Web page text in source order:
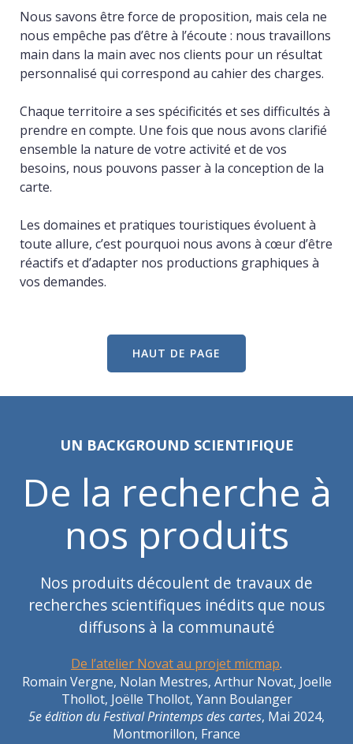
Nous savons être force de proposition, mais cela ne
nous empêche pas d’être à l’écoute : nous travaillons
main dans la main avec nos clients pour un résultat
personnalisé qui correspond au cahier des charges.
Chaque territoire a ses spécificités et ses difficultés à
prendre en compte. Une fois que nous avons clarifié
ensemble la nature de votre activité et de vos
besoins, nous pouvons passer à la conception de la
carte.
Les domaines et pratiques touristiques évoluent à
toute allure, c’est pourquoi nous avons à cœur d’être
réactifs et d’adapter nos productions graphiques à
vos demandes.
HAUT DE PAGE
UN BACKGROUND SCIENTIFIQUE
De la recherche à
nos produits
Nos produits découlent de travaux de
recherches scientifiques inédits que nous
diffusons à la communauté
De l’atelier Novat au projet micmap.
Romain Vergne, Nolan Mestres, Arthur Novat, Joelle
Thollot, Joëlle Thollot, Yann Boulanger
5e édition du Festival Printemps des cartes, Mai 2024,
Montmorillon, France